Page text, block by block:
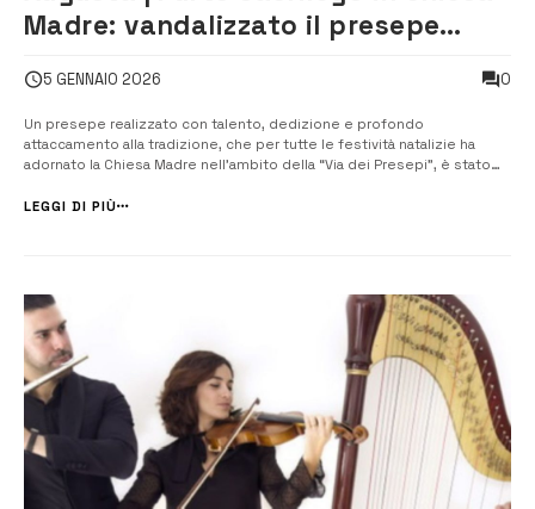
Madre: vandalizzato il presepe
5 GENNAIO 2026 0
Un presepe realizzato con talento, dedizione e profondo
attaccamento alla tradizione, che per tutte le festività natalizie ha
adornato la Chiesa Madre nell’ambito della “Via dei Presepi”, è stato
infatti sottratto alcune statuine e addobbi, lasciando sgomento e
LEGGI DI PIÙ